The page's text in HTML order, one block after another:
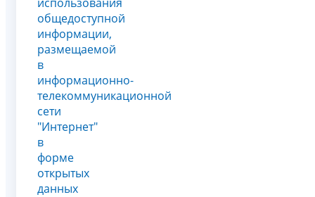
общедоступной
информации,
размещаемой
в
информационно-
телекоммуникационной
сети
"Интернет"
в
форме
открытых
данных